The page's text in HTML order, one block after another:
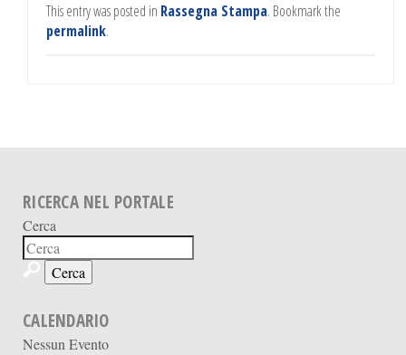
This entry was posted in Rassegna Stampa. Bookmark the
permalink.
RICERCA NEL PORTALE
Cerca
CALENDARIO
Nessun Evento